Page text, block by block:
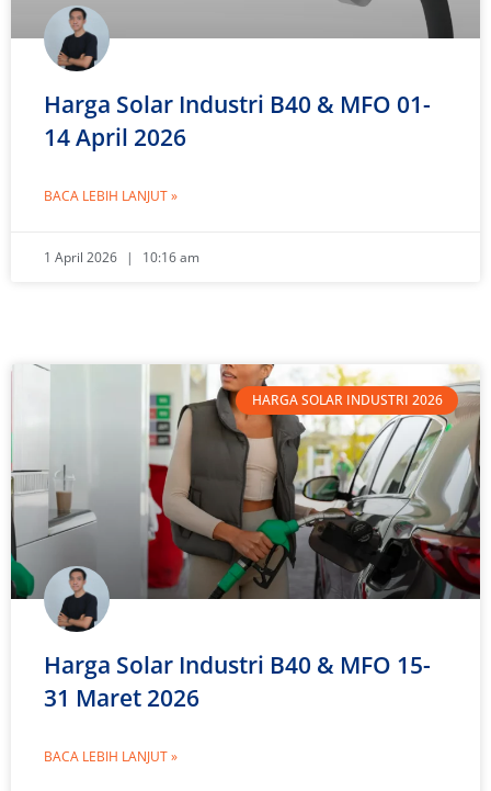
Harga Solar Industri B40 & MFO 01-
14 April 2026
BACA LEBIH LANJUT »
1 April 2026 10:16 am
HARGA SOLAR INDUSTRI 2026
Harga Solar Industri B40 & MFO 15-
31 Maret 2026
BACA LEBIH LANJUT »